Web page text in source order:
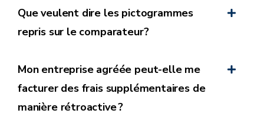
L’entreprise doit fournirun document justifiant les
montants réclamés
Que veulent dire les pictogrammes
repris sur le comparateur?
Cela correspond à l’activité de
repassage en centrale.
Mon entreprise agréée peut-elle me
facturer des frais supplémentaires de
manière rétroactive ?